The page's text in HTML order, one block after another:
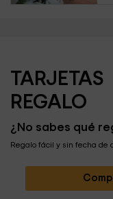
TARJETAS
REGALO
¿No sabes qué
Regalo fácil y sin fecha de